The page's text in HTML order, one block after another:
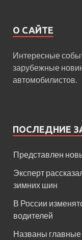
О САЙТЕ
Интересные
зарубежные
автомобилистов.
ПОСЛЕДНИЕ
Представлен
Эксперт
зимних шин
В России
водителей
Названы главные